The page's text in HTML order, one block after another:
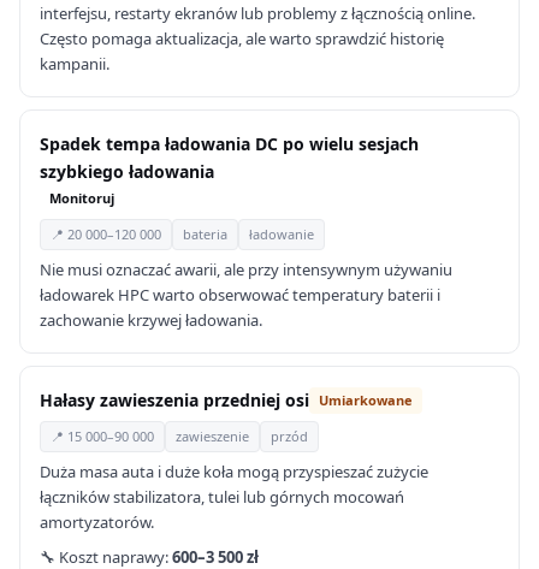
interfejsu, restarty ekranów lub problemy z łącznością online.
Często pomaga aktualizacja, ale warto sprawdzić historię
kampanii.
Spadek tempa ładowania DC po wielu sesjach
szybkiego ładowania
Monitoruj
📍 20 000–120 000
bateria ładowanie
Nie musi oznaczać awarii, ale przy intensywnym używaniu
ładowarek HPC warto obserwować temperatury baterii i
zachowanie krzywej ładowania.
Hałasy zawieszenia przedniej osi Umiarkowane
📍 15 000–90 000 zawieszenie przód
Duża masa auta i duże koła mogą przyspieszać zużycie
łączników stabilizatora, tulei lub górnych mocowań
amortyzatorów.
🔧 Koszt naprawy:600–3 500 zł